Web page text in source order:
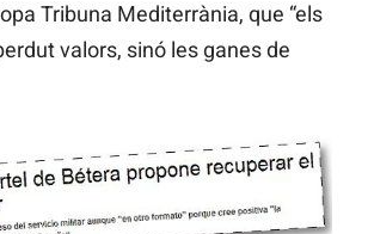
Tribuna Mediterrània, que “els
valors, sinó les ganes de